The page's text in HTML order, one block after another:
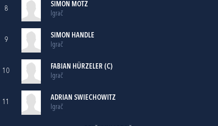
8
SIMON MOTZ
Igrač
9
SIMON HANDLE
Igrač
10
FABIAN HÜRZELER (C)
Igrač
11
ADRIAN SWIECHOWITZ
Igrač